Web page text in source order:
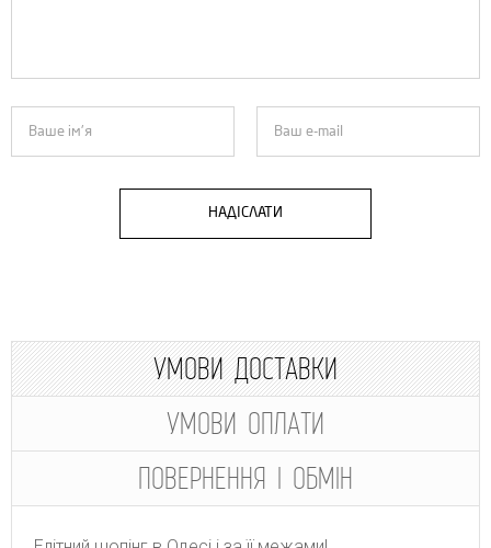
НАДІСЛАТИ
УМОВИ ДОСТАВКИ
УМОВИ ОПЛАТИ
ПОВЕРНЕННЯ І ОБМІН